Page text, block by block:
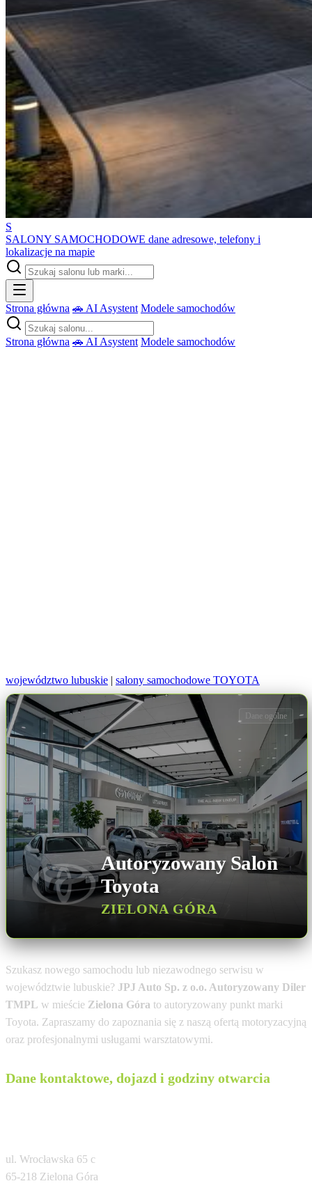
S
SALONY SAMOCHODOWE dane adresowe, telefony i
lokalizacje na mapie
Strona główna 🚗 AI Asystent Modele samochodów
Strona główna 🚗 AI Asystent Modele samochodów
województwo lubuskie | salony samochodowe TOYOTA
Autoryzowany Salon
Toyota
ZIELONA GÓRA
Dane ogólne
Szukasz nowego samochodu lub niezawodnego serwisu w
województwie lubuskie? JPJ Auto Sp. z o.o. Autoryzowany Diler
TMPL w mieście Zielona Góra to autoryzowany punkt marki
Toyota. Zapraszamy do zapoznania się z naszą ofertą motoryzacyjną
oraz profesjonalnymi usługami warsztatowymi.
Dane kontaktowe, dojazd i godziny otwarcia
ul. Wrocławska 65 c
65-218 Zielona Góra